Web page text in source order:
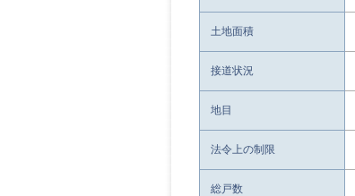
土地面積
接道状況
地目
法令上の制限
総戸数